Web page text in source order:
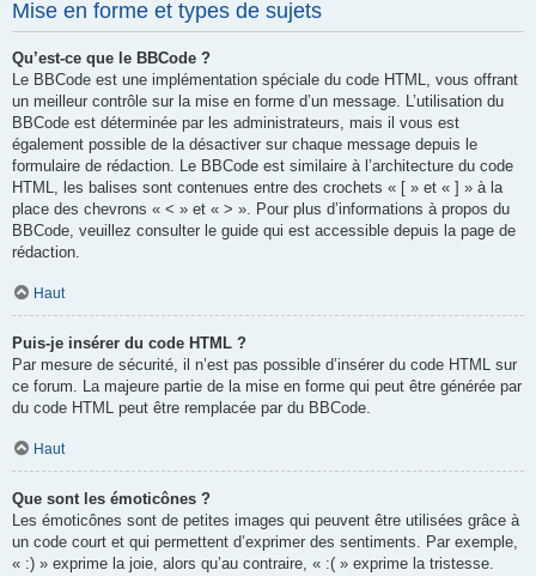
Mise en forme et types de sujets
Qu’est-ce que le BBCode ?
Le BBCode est une implémentation spéciale du code HTML, vous offrant
un meilleur contrôle sur la mise en forme d’un message. L’utilisation du
BBCode est déterminée par les administrateurs, mais il vous est
également possible de la désactiver sur chaque message depuis le
formulaire de rédaction. Le BBCode est similaire à l’architecture du code
HTML, les balises sont contenues entre des crochets « [ » et « ] » à la
place des chevrons « < » et « > ». Pour plus d’informations à propos du
BBCode, veuillez consulter le guide qui est accessible depuis la page de
rédaction.
Haut
Puis-je insérer du code HTML ?
Par mesure de sécurité, il n’est pas possible d’insérer du code HTML sur
ce forum. La majeure partie de la mise en forme qui peut être générée par
du code HTML peut être remplacée par du BBCode.
Haut
Que sont les émoticônes ?
Les émoticônes sont de petites images qui peuvent être utilisées grâce à
un code court et qui permettent d’exprimer des sentiments. Par exemple,
« :) » exprime la joie, alors qu’au contraire, « :( » exprime la tristesse.